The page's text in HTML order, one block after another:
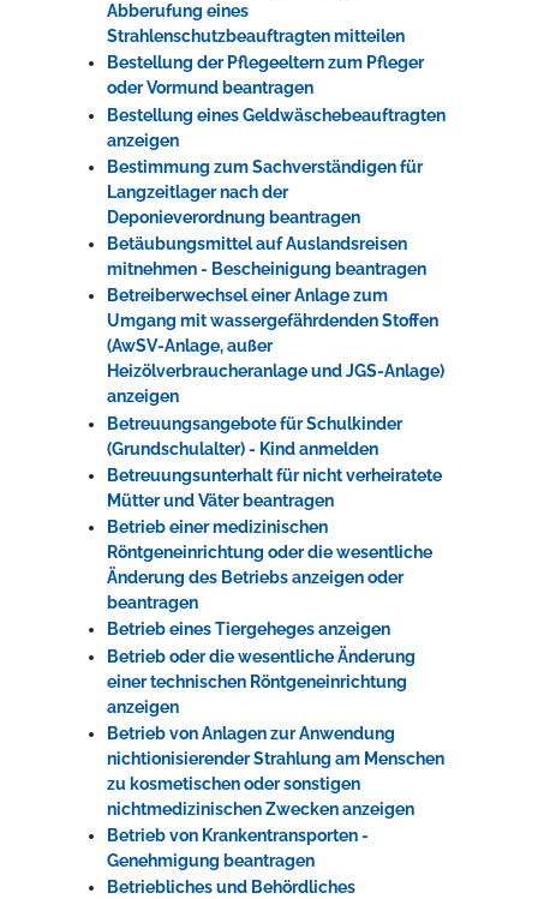
Abberufung eines
Strahlenschutzbeauftragten mitteilen
Bestellung der Pflegeeltern zum Pfleger
oder Vormund beantragen
Bestellung eines Geldwäschebeauftragten
anzeigen
Bestimmung zum Sachverständigen für
Langzeitlager nach der
Deponieverordnung beantragen
Betäubungsmittel auf Auslandsreisen
mitnehmen - Bescheinigung beantragen
Betreiberwechsel einer Anlage zum
Umgang mit wassergefährdenden Stoffen
(AwSV-Anlage, außer
Heizölverbraucheranlage und JGS-Anlage)
anzeigen
Betreuungsangebote für Schulkinder
(Grundschulalter) - Kind anmelden
Betreuungsunterhalt für nicht verheiratete
Mütter und Väter beantragen
Betrieb einer medizinischen
Röntgeneinrichtung oder die wesentliche
Änderung des Betriebs anzeigen oder
beantragen
Betrieb eines Tiergeheges anzeigen
Betrieb oder die wesentliche Änderung
einer technischen Röntgeneinrichtung
anzeigen
Betrieb von Anlagen zur Anwendung
nichtionisierender Strahlung am Menschen
zu kosmetischen oder sonstigen
nichtmedizinischen Zwecken anzeigen
Betrieb von Krankentransporten -
Genehmigung beantragen
Betriebliches und Behördliches